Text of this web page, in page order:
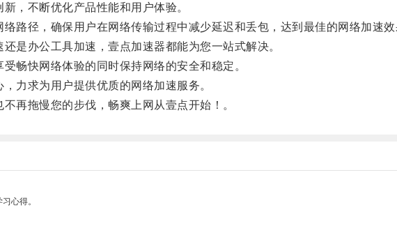
不断优化产品性能和用户体验。
径，确保用户在网络传输过程中减少延迟和丢包，达到最佳的网络加速效
办公工具加速，壹点加速器都能为您一站式解决。
快网络体验的同时保持网络的安全和稳定。
求为用户提供优质的网络加速服务。
拖慢您的步伐，畅爽上网从壹点开始！。
心得。